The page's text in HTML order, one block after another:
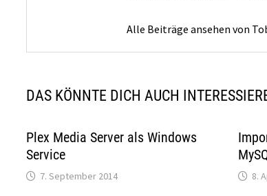
Alle Beiträge ansehen von
DAS KÖNNTE DICH AUCH
Plex Media Server als Windows
Service
7. September 2014 8.